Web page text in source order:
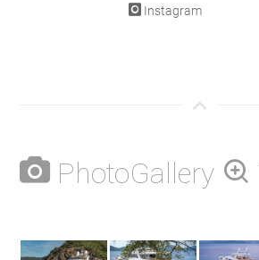
Instagram
PhotoGallery